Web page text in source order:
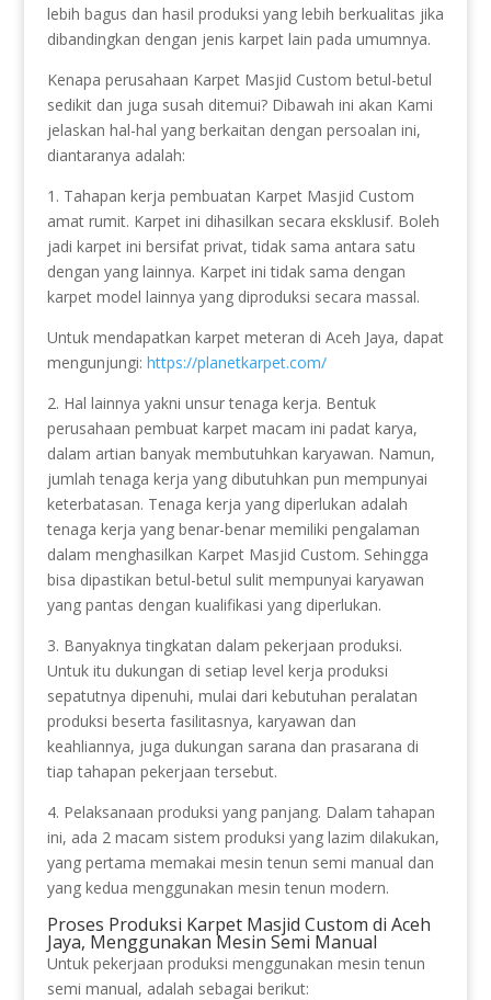
lebih bagus dan hasil produksi yang lebih berkualitas jika
dibandingkan dengan jenis karpet lain pada umumnya.
Kenapa perusahaan Karpet Masjid Custom betul-betul
sedikit dan juga susah ditemui? Dibawah ini akan Kami
jelaskan hal-hal yang berkaitan dengan persoalan ini,
diantaranya adalah:
1. Tahapan kerja pembuatan Karpet Masjid Custom
amat rumit. Karpet ini dihasilkan secara eksklusif. Boleh
jadi karpet ini bersifat privat, tidak sama antara satu
dengan yang lainnya. Karpet ini tidak sama dengan
karpet model lainnya yang diproduksi secara massal.
Untuk mendapatkan karpet meteran di Aceh Jaya, dapat
mengunjungi: https://planetkarpet.com/
2. Hal lainnya yakni unsur tenaga kerja. Bentuk
perusahaan pembuat karpet macam ini padat karya,
dalam artian banyak membutuhkan karyawan. Namun,
jumlah tenaga kerja yang dibutuhkan pun mempunyai
keterbatasan. Tenaga kerja yang diperlukan adalah
tenaga kerja yang benar-benar memiliki pengalaman
dalam menghasilkan Karpet Masjid Custom. Sehingga
bisa dipastikan betul-betul sulit mempunyai karyawan
yang pantas dengan kualifikasi yang diperlukan.
3. Banyaknya tingkatan dalam pekerjaan produksi.
Untuk itu dukungan di setiap level kerja produksi
sepatutnya dipenuhi, mulai dari kebutuhan peralatan
produksi beserta fasilitasnya, karyawan dan
keahliannya, juga dukungan sarana dan prasarana di
tiap tahapan pekerjaan tersebut.
4. Pelaksanaan produksi yang panjang. Dalam tahapan
ini, ada 2 macam sistem produksi yang lazim dilakukan,
yang pertama memakai mesin tenun semi manual dan
yang kedua menggunakan mesin tenun modern.
Proses Produksi Karpet Masjid Custom di Aceh
Jaya, Menggunakan Mesin Semi Manual
Untuk pekerjaan produksi menggunakan mesin tenun
semi manual, adalah sebagai berikut: